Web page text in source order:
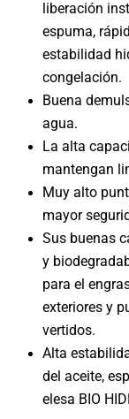
liberación
espuma,
estabilidad
congelación.
Buena
agua.
La alta
mantengan
Muy alto
mayor
Sus buenas
y
para el
exteriores y
vertidos.
Alta
del aceite,
elesa BIO